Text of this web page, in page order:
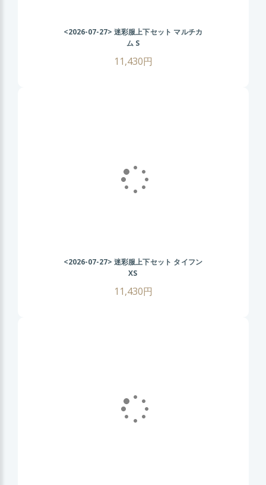
<2026-07-27> 迷彩服上下セット マルチカ
ム S
11,430円
<2026-07-27> 迷彩服上下セット タイフン
XS
11,430円